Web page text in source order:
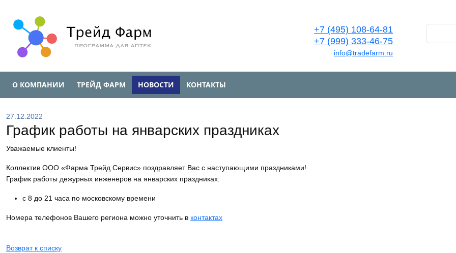
+7 (495) 108-64-81
+7 (999) 333-46-75
info@tradefarm.ru
О КОМПАНИИ ТРЕЙД ФАРМ НОВОСТИ КОНТАКТЫ
27.12.2022
График работы на январских праздниках
Уважаемые клиенты!
Коллектив ООО «Фарма Трейд Сервис» поздравляет Вас с наступающими праздниками!
График работы дежурных инженеров на январских праздниках:
с 8 до 21 часа по московскому времени
Номера телефонов Вашего региона можно уточнить в контактах
Возврат к списку